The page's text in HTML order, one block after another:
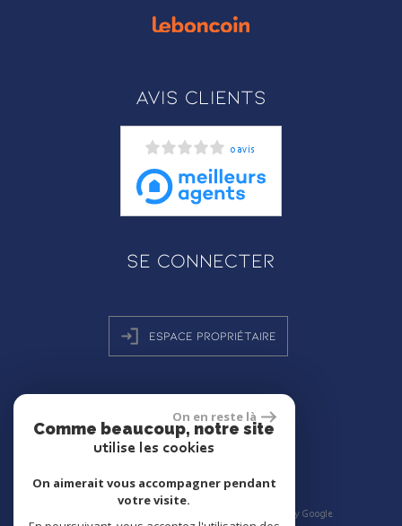
Avis clients
0 avis
Se connecter
Espace propriétaire
réalisé par
© 2026 | Tous droits réservés | Traduction powered by Google
On en reste là
Comme beaucoup, notre site
utilise les cookies
On aimerait vous accompagner pendant
votre visite.